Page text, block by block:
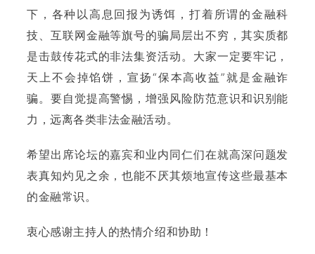
下，各种以高息回报为诱饵，打着所谓的金融科
技、互联网金融等旗号的骗局层出不穷，其实质都
是击鼓传花式的非法集资活动。大家一定要牢记，
天上不会掉馅饼，宣扬“保本高收益”就是金融诈
骗。要自觉提高警惕，增强风险防范意识和识别能
力，远离各类非法金融活动。
希望出席论坛的嘉宾和业内同仁们在就高深问题发
表真知灼见之余，也能不厌其烦地宣传这些最基本
的金融常识。
衷心感谢主持人的热情介绍和协助！